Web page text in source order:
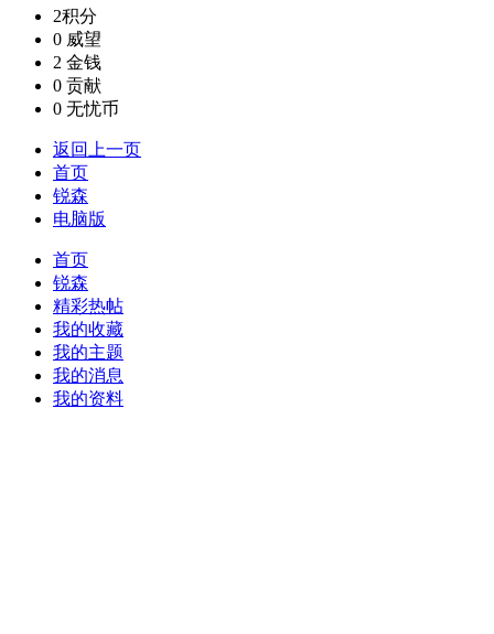
2积分
0 威望
2 金钱
0 贡献
0 无忧币
返回上一页
首页
锐森
电脑版
首页
锐森
精彩热帖
我的收藏
我的主题
我的消息
我的资料